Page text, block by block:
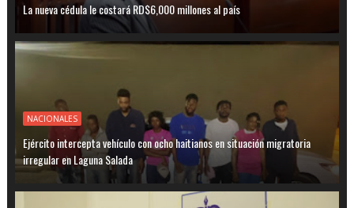
La nueva cédula le costará RD$6,000 millones al país
NACIONALES
Ejército intercepta vehículo con ocho haitianos en situación migratoria
irregular en Laguna Salada